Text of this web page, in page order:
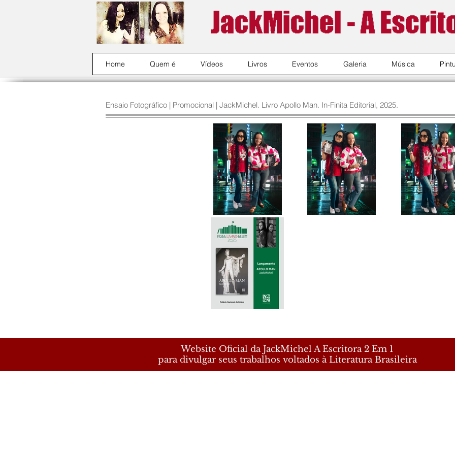
Home Quem é Vídeos Livros Eventos Galeria Música
Ensaio Fotográfico | Promocional | JackMichel. Livro Apollo Man. In-Finita Editorial, 2025.
Website Oficial da JackMichel A Escritora 2 Em 1
para divulgar seus trabalhos voltados à Literatura Brasileira